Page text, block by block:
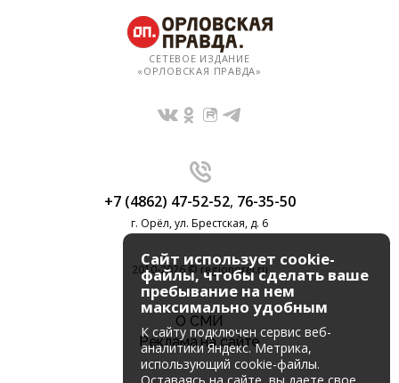
СЕТЕВОЕ ИЗДАНИЕ
«ОРЛОВСКАЯ ПРАВДА»
+7 (4862) 47-52-52, 76-35-50
г. Орёл, ул. Брестская, д. 6
2010-2026 © regionorel.ru
О СМИ
Реклама на сайте
Сайт использует cookie-
файлы, чтобы сделать ваше
пребывание на нем
максимально удобным
К cайту подключен сервис веб-
аналитики Яндекс. Метрика,
использующий cookie-файлы.